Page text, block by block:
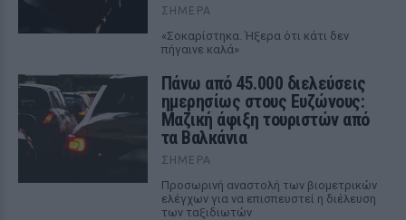
ΣΉΜΕΡΑ
«Σοκαρίστηκα. Ήξερα ότι κάτι δεν
πήγαινε καλά»
Πάνω από 45.000 διελεύσεις
ημερησίως στους Ευζώνους:
Μαζική άφιξη τουριστών από
τα Βαλκάνια
ΣΉΜΕΡΑ
Προσωρινή αναστολή των βιομετρικών
ελέγχων για να επισπευστεί η διέλευση
των ταξιδιωτών